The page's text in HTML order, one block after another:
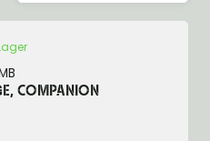
COMPANION